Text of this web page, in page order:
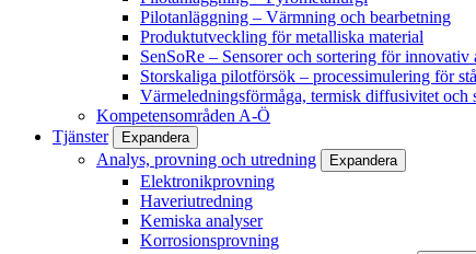
Pilotanläggning – Värmning och bearbetning
Produktutveckling för metalliska material
SenSoRe – Sensorer och sortering för innovativ
Storskaliga pilotförsök – processimulering för
Värmeledningsförmåga, termisk diffusivitet och
Kompetensområden A-Ö
Tjänster
Expandera
Analys, provning och utredning Expandera
Elektronikprovning
Haveriutredning
Kemiska analyser
Korrosionsprovning